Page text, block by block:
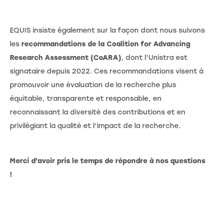
EQUIS insiste également sur la façon dont nous suivons
les recommandations de la Coalition for Advancing
Research Assessment (CoARA), dont l’Unistra est
signataire depuis 2022. Ces recommandations visent à
promouvoir une évaluation de la recherche plus
équitable, transparente et responsable, en
reconnaissant la diversité des contributions et en
privilégiant la qualité et l’impact de la recherche.
Merci d'avoir pris le temps de répondre à nos questions
!